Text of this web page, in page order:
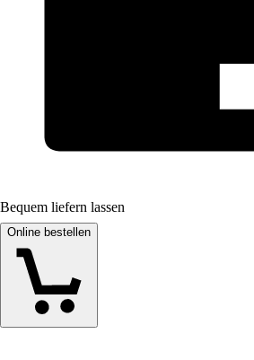
Bequem liefern lassen
Online bestellen